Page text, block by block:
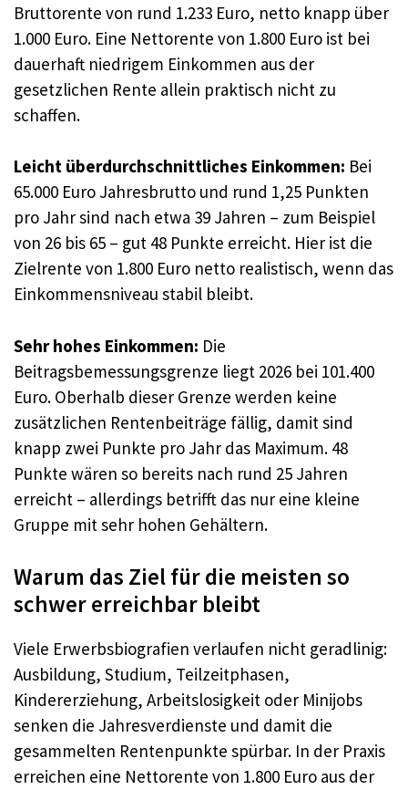
Bruttorente von rund 1.233 Euro, netto knapp über
1.000 Euro. Eine Nettorente von 1.800 Euro ist bei
dauerhaft niedrigem Einkommen aus der
gesetzlichen Rente allein praktisch nicht zu
schaffen.
Leicht überdurchschnittliches Einkommen: Bei
65.000 Euro Jahresbrutto und rund 1,25 Punkten
pro Jahr sind nach etwa 39 Jahren – zum Beispiel
von 26 bis 65 – gut 48 Punkte erreicht. Hier ist die
Zielrente von 1.800 Euro netto realistisch, wenn das
Einkommensniveau stabil bleibt.
Sehr hohes Einkommen: Die
Beitragsbemessungsgrenze liegt 2026 bei 101.400
Euro. Oberhalb dieser Grenze werden keine
zusätzlichen Rentenbeiträge fällig, damit sind
knapp zwei Punkte pro Jahr das Maximum. 48
Punkte wären so bereits nach rund 25 Jahren
erreicht – allerdings betrifft das nur eine kleine
Gruppe mit sehr hohen Gehältern.
Warum das Ziel für die meisten so
schwer erreichbar bleibt
Viele Erwerbsbiografien verlaufen nicht geradlinig:
Ausbildung, Studium, Teilzeitphasen,
Kindererziehung, Arbeitslosigkeit oder Minijobs
senken die Jahresverdienste und damit die
gesammelten Rentenpunkte spürbar. In der Praxis
erreichen eine Nettorente von 1.800 Euro aus der